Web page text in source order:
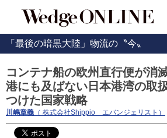
「最後の暗黒大陸」物流の〝今〟
コンテナ船の欧州直行便が消
港にも及ばない日本港湾の取
つけた国家戦略
川嶋章義 （ 株式会社Shippio エバンジェリスト）